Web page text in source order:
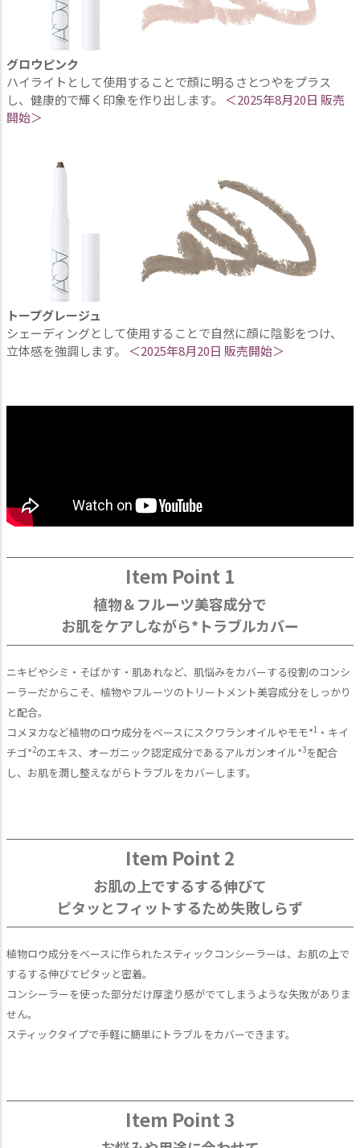
グロウピンク
ハイライトとして使用することで顔に明るさとつやをプラス
し、健康的で輝く印象を作り出します。 ＜2025年8月20日 販売
開始＞
トープグレージュ
シェーディングとして使用することで自然に顔に陰影をつけ、
立体感を強調します。 ＜2025年8月20日 販売開始＞
Item Point 1
植物＆フルーツ美容成分で
お肌をケアしながら*トラブルカバー
ニキビやシミ・そばかす・肌あれなど、肌悩みをカバーする役割のコンシ
ーラーだからこそ、植物やフルーツのトリートメント美容成分をしっかり
と配合。
コメヌカなど植物のロウ成分をベースにスクワランオイルやモモ*1 ・キイ
チゴ*2のエキス、オーガニック認定成分であるアルガンオイル*3を配合
し、お肌を潤し整えながらトラブルをカバーします。
Item Point 2
お肌の上でするする伸びて
ピタッとフィットするため失敗しらず
植物ロウ成分をベースに作られたスティックコンシーラーは、お肌の上で
するする伸びてピタッと密着。
コンシーラーを使った部分だけ厚塗り感がでてしまうような失敗がありま
せん。
スティックタイプで手軽に簡単にトラブルをカバーできます。
Item Point 3